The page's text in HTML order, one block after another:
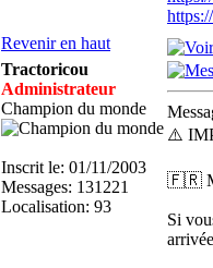
Revenir en haut
Tractoricou
Administrateur
Champion du monde
Inscrit le: 01/11/2003
Messages: 131221
Localisation: 93
⚠️
🇫🇷
Si